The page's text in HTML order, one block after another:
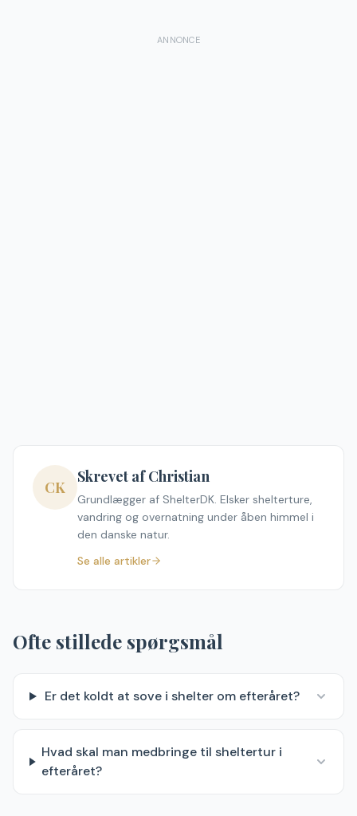
ANNONCE
CK
Skrevet af Christian
Grundlægger af ShelterDK. Elsker shelterture,
vandring og overnatning under åben himmel i
den danske natur.
Se alle artikler
Ofte stillede spørgsmål
Er det koldt at sove i shelter om efteråret?
Hvad skal man medbringe til sheltertur i
efteråret?